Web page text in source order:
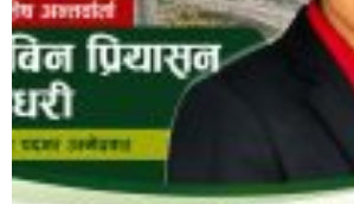
प्रहरी साहयक निरीक्षक कुलबहादुर
प्रहरीले पायाे जग्गाधनी पुर्जा